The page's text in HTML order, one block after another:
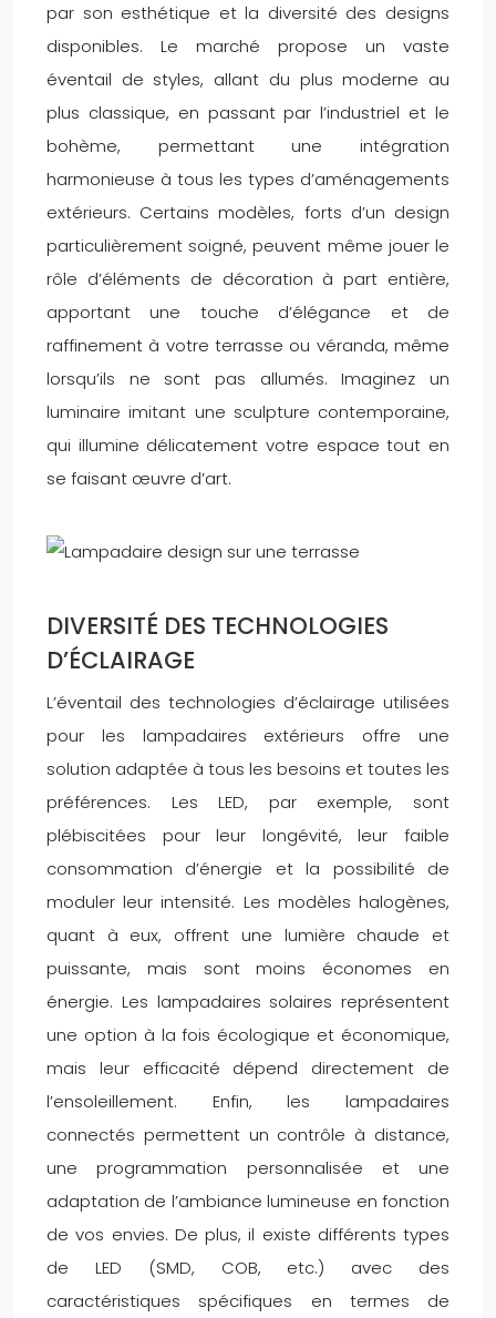
par son esthétique et la diversité des designs
disponibles. Le marché propose un vaste
éventail de styles, allant du plus moderne au
plus classique, en passant par l’industriel et le
bohème, permettant une intégration
harmonieuse à tous les types d’aménagements
extérieurs. Certains modèles, forts d’un design
particulièrement soigné, peuvent même jouer le
rôle d’éléments de décoration à part entière,
apportant une touche d’élégance et de
raffinement à votre terrasse ou véranda, même
lorsqu’ils ne sont pas allumés. Imaginez un
luminaire imitant une sculpture contemporaine,
qui illumine délicatement votre espace tout en
se faisant œuvre d’art.
DIVERSITÉ DES TECHNOLOGIES
D’ÉCLAIRAGE
L’éventail des technologies d’éclairage utilisées
pour les lampadaires extérieurs offre une
solution adaptée à tous les besoins et toutes les
préférences. Les LED, par exemple, sont
plébiscitées pour leur longévité, leur faible
consommation d’énergie et la possibilité de
moduler leur intensité. Les modèles halogènes,
quant à eux, offrent une lumière chaude et
puissante, mais sont moins économes en
énergie. Les lampadaires solaires représentent
une option à la fois écologique et économique,
mais leur efficacité dépend directement de
l’ensoleillement. Enfin, les lampadaires
connectés permettent un contrôle à distance,
une programmation personnalisée et une
adaptation de l’ambiance lumineuse en fonction
de vos envies. De plus, il existe différents types
de LED (SMD, COB, etc.) avec des
caractéristiques spécifiques en termes de